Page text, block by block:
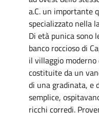
a.C. un importante
specializzato nella
Di età punica sono
banco roccioso di
il villaggio moderno
costituite da un
di una gradinata, e
semplice,
ricchi corredi.